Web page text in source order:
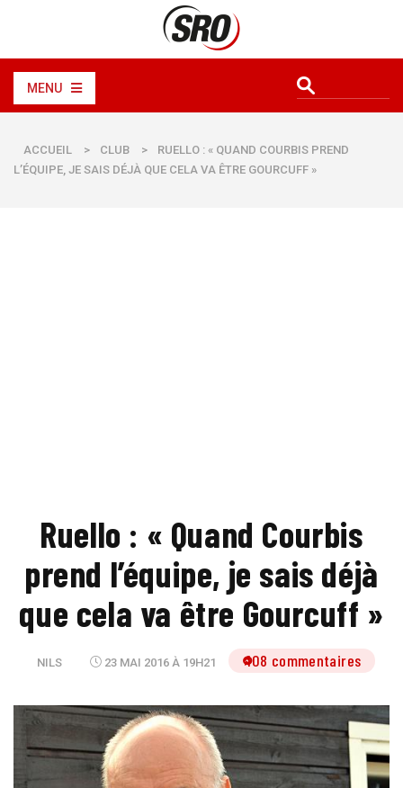
MENU
ACCUEIL > CLUB >
RUELLO : « QUAND COURBIS PREND
L’ÉQUIPE, JE SAIS DÉJÀ QUE CELA VA ÊTRE GOURCUFF »
Ruello : « Quand Courbis
prend l’équipe, je sais déjà
que cela va être Gourcuff »
NILS 23 MAI 2016 À 19H21 108 commentaires